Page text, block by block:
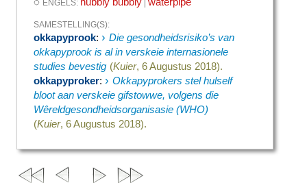
ENGELS: |
SAMESTELLING(S):
okkapyprook:› Die gesondheidsrisiko’s van
okkapyprook is al in verskeie internasionele
studies bevestig (Kuier, 6 Augustus 2018).
okkapyproker:› Okkapyprokers stel hulself
bloot aan verskeie gifstowwe, volgens die
Wêreldgesondheidsorganisasie (WHO)
(Kuier, 6 Augustus 2018).